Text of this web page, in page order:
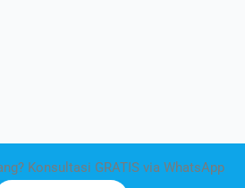
Konsultasi GRATIS via WhatsApp